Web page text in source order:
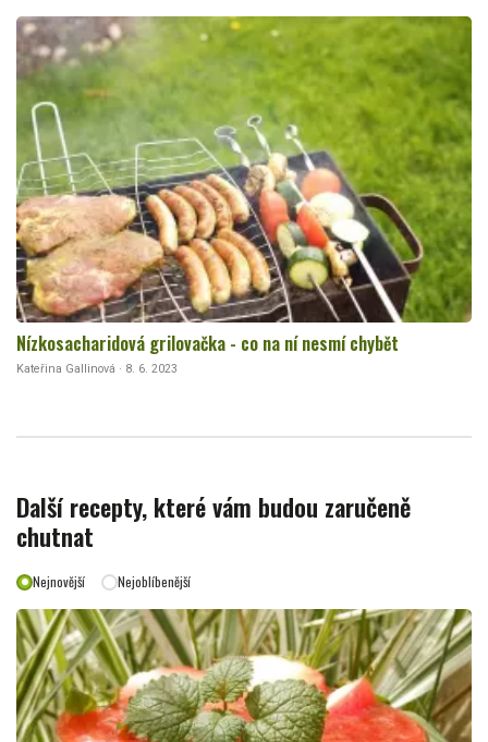
Nízkosacharidová grilovačka - co na ní nesmí chybět
Kateřina Gallinová · 8. 6. 2023
Další recepty, které vám budou zaručeně
chutnat
Nejnovější Nejoblíbenější